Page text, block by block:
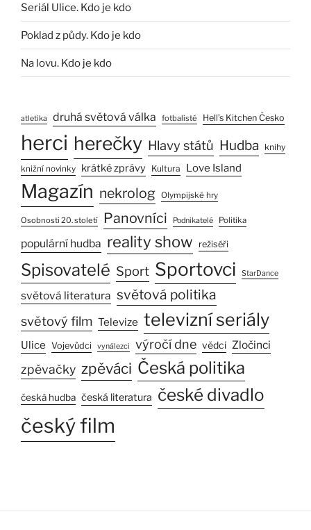
Seriál Ulice. Kdo je kdo
Poklad z půdy. Kdo je kdo
Na lovu. Kdo je kdo
atletika druhá světová válka fotbalisté Hell’s Kitchen Česko
herci herečky Hlavy států Hudba knihy
knižní novinky krátké zprávy Kultura Love Island
Magazín nekrolog Olympijské hry
Osobnosti 20. století Panovníci Podnikatelé Politika
populární hudba reality show režiséři
Spisovatelé Sport Sportovci StarDance
světová literatura světová politika
světový film Televize televizní seriály
Ulice Vojevůdci vynálezci výročí dne vědci Zločinci
zpěvačky zpěváci Česká politika
česká hudba česká literatura české divadlo
český film